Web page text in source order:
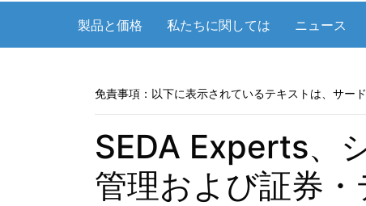
製品と価格 私たちに関しては ニュース
免責事項：以下に表示されているテキストは、サー
SEDA Experts、
管理および証券